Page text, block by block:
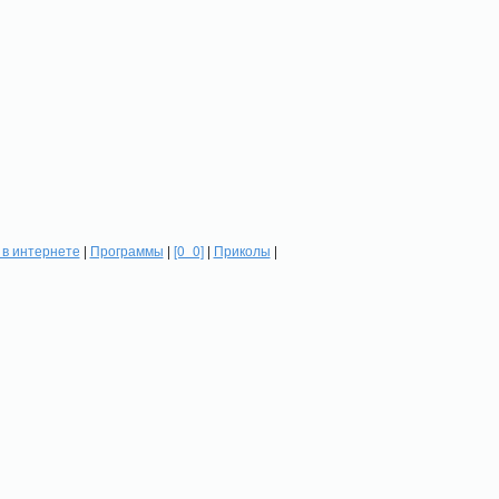
интернете | Программы | [0_0]| Приколы |